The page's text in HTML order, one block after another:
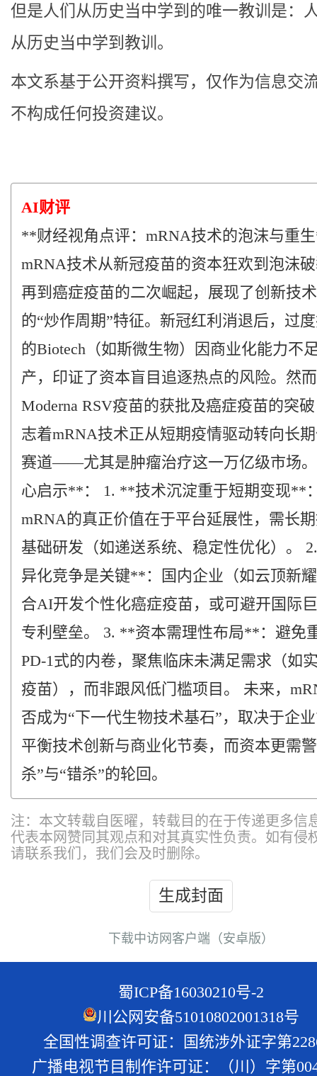
但是人们从历史当中学到的唯一教训是：
从历史当中学到教训。
本文系基于公开资料撰写，仅作为信息交
不构成任何投资建议。
AI财评
**财经视角点评：mRNA技术的泡沫与重
mRNA技术从新冠疫苗的资本狂欢到泡沫
再到癌症疫苗的二次崛起，展现了创新技
的“炒作周期”特征。新冠红利消退后，过
的Biotech（如斯微生物）因商业化能力不
产，印证了资本盲目追逐热点的风险。然
Moderna RSV疫苗的获批及癌症疫苗的突
志着mRNA技术正从短期疫情驱动转向长
赛道——尤其是肿瘤治疗这一万亿级市场
心启示**： 1. **技术沉淀重于短期变现**
mRNA的真正价值在于平台延展性，需长
基础研发（如递送系统、稳定性优化）。
异化竞争是关键**：国内企业（如云顶新
合AI开发个性化癌症疫苗，或可避开国际
专利壁垒。 3. **资本需理性布局**：避免
PD-1式的内卷，聚焦临床未满足需求（如
疫苗），而非跟风低门槛项目。 未来，
否成为“下一代生物技术基石”，取决于企
平衡技术创新与商业化节奏，而资本更需
杀”与“错杀”的轮回。
注：本文转载自医曜，转载目的在于传递更多信
代表本网赞同其观点和对其真实性负责。如有侵
请联系我们，我们会及时删除。
生成封面
下载中访网客户端（安卓版）
蜀ICP备16030210号-2
川公网安备51010802001318号
全国性调查许可证：国统涉外证字第
广播电视节目制作许可证：（川）字第